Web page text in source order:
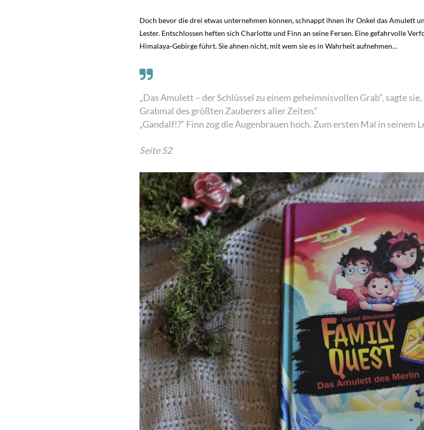
Doch bevor die drei etwas unternehmen können, schnappt ihnen ihr Onkel das Amulett
Lester. Entschlossen heften sich Charlotte und Finn an seine Fersen. Eine gefahrvolle
Himalaya-Gebirge führt. Sie ahnen nicht, mit wem sie es in Wahrheit aufnehmen…
„Das Amulett – der Schlüssel zu einem geheimnisvollen Grab“, sagte
Grabmal des größten Zauberers aller Zeiten.“
„Gandalf!?“ Finn zog die Augenbrauen hoch. Zum ersten Mal in seinem
Seite 52